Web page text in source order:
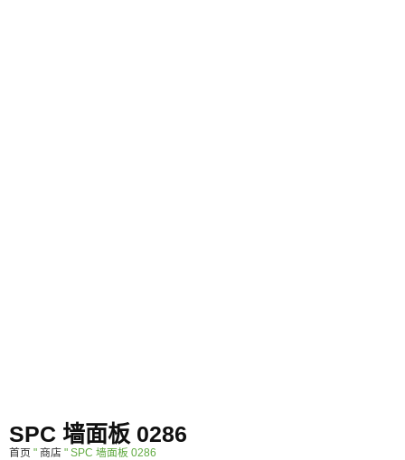
SPC 墙面板 0286
首页 " 商店 " SPC 墙面板 0286